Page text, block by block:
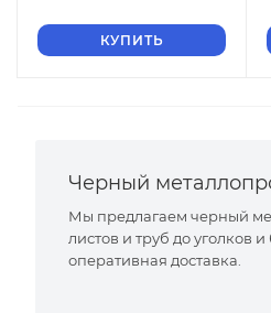
КУПИТЬ
Черный
Мы предлагаем черный
листов и труб до уголков
оперативная доставка.